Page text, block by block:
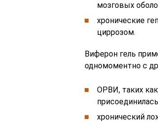
мозговых
хронические
циррозом.
Виферон гель
одномоментно с
ОРВИ, таких
хронический